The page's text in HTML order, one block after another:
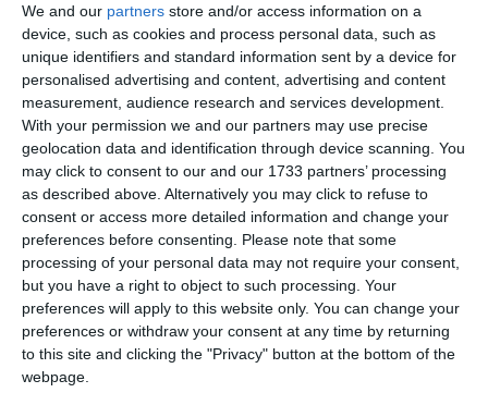
We and our partners store and/or access information on a
device, such as cookies and process personal data, such as
unique identifiers and standard information sent by a device for
personalised advertising and content, advertising and content
measurement, audience research and services development.
With your permission we and our partners may use precise
geolocation data and identification through device scanning. You
may click to consent to our and our 1733 partners’ processing
as described above. Alternatively you may click to refuse to
consent or access more detailed information and change your
preferences before consenting.
Please note that some
processing of your personal data may not require your consent,
but you have a right to object to such processing. Your
preferences will apply to this website only. You can change your
preferences or withdraw your consent at any time by returning
to this site and clicking the "Privacy" button at the bottom of the
webpage.
Constanța(08:00 - 16:00) – Cartierul Boreal, străzile:
Brest, Paris, Roma, Praga, Sofia, Varșovia și Veneția.
Constanța / Stațiunea Mamaia(08:30 - 16:30) –
Zona Tabăra Turist, Minihotel Enigma Resort, bloc
Aristotelus Residence (b-dul Mamaia 526A), Terasa
Estival, Terasa Crazy Beach, Terasa Ipa Nera Beach,
Restaurant Chevalet, Restaurant Terasa Nikos,
Restaurant Amsters, Club ARGO, Complex Diplomatic,
Oro Restaurant Mamaia, SC Livamar SRL; Hotel
Complex Paloma-Coral-Favorit, Minihoteluri Selena și
Rodna, Jijos Hotel Mamaia (fost Selena), Vilele
Luminița, Rândunica și Egreta, Vilele nr. 1 și nr. 2
(zona Summerland - b-dul Mamaia 560), Minimarket
Gepeto.
Almălău